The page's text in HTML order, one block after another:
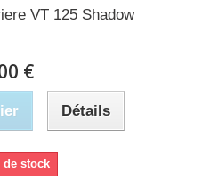
VT 125 Shadow
€
Détails
de stock